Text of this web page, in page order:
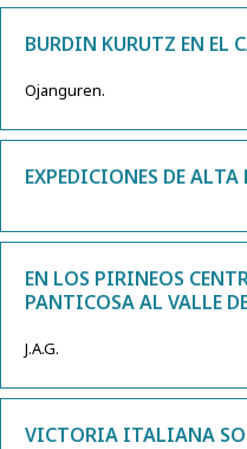
BURDIN KURUTZ EN EL
Ojanguren.
EXPEDICIONES DE
EN LOS PIRINEOS
PANTICOSA AL VALLE
J.A.G.
VICTORIA ITALIANA